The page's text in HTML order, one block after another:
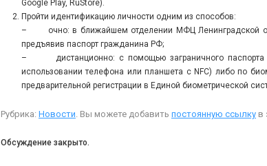
Google Play, RuStore).
Пройти идентификацию личности одним из способов:
– очно: в ближайшем отделении МФЦ Ленинградской
предъявив паспорт гражданина РФ;
– дистанционно: с помощью заграничного паспорта
использовании телефона или планшета с NFC) либо по
предварительной регистрации в Единой биометрической
Рубрика: Новости . Вы можете добавить постоянную ссылкув
Обсуждение закрыто.